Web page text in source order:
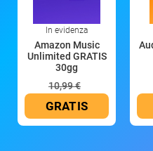
In evidenza
Amazon Music
Unlimited GRATIS
30gg
10,99 €
GRATIS